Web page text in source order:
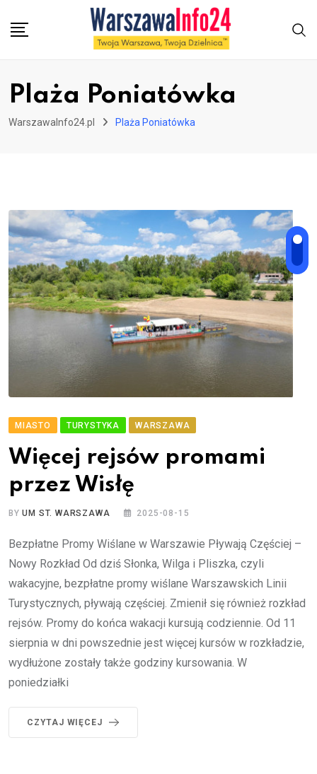
Plaża Poniatówka
WarszawaInfo24.pl Plaża Poniatówka
MIASTO TURYSTYKA WARSZAWA
Więcej rejsów promami
przez Wisłę
BYUM ST. WARSZAWA 2025-08-15
Bezpłatne Promy Wiślane w Warszawie Pływają Częściej –
Nowy Rozkład Od dziś Słonka, Wilga i Pliszka, czyli
wakacyjne, bezpłatne promy wiślane Warszawskich Linii
Turystycznych, pływają częściej. Zmienił się również rozkład
rejsów. Promy do końca wakacji kursują codziennie. Od 11
sierpnia w dni powszednie jest więcej kursów w rozkładzie,
wydłużone zostały także godziny kursowania. W
poniedziałki
CZYTAJ WIĘCEJ